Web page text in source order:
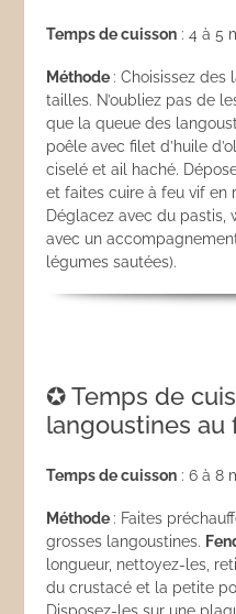
Temps de cuisson : 4 à 5
Méthode : Choisissez des
tailles. N’oubliez pas de
que la queue des
poêle avec filet d’huile
ciselé et ail haché.
et faites cuire à feu vif en
Déglacez avec du pastis,
avec un
légumes sautées).
✪ Temps de
langoustines au
Temps de cuisson : 6 à 8
Méthode : Faites
grosses langoustines.
longueur, nettoyez-les,
du crustacé et la petite